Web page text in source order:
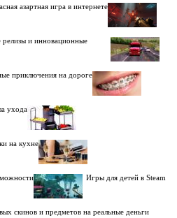
азартная игра в интернете
и инновационные
приключения на дороге
ухода
на кухне
Игры для детей в Steam
скинов и предметов на реальные деньги